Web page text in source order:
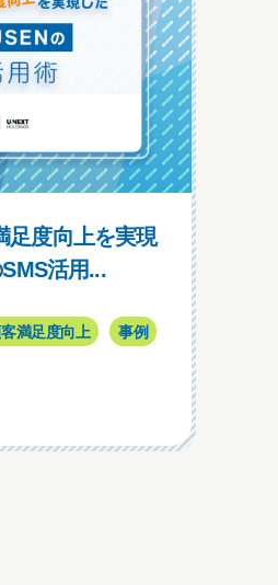
足度向上を実現
活用...
満足度向上 事例